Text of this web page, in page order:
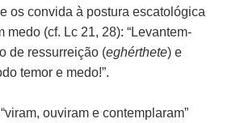
os convida à postura escatológica
medo (cf. Lc 21, 28): “Levantem-
de ressurreição (eghérthete) e
temor e medo!”.
ouviram e contemplaram”